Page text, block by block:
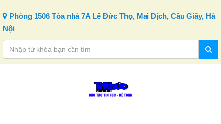
Phòng 1506 Tòa nhà 7A Lê Đức Thọ, Mai Dịch, Cầu Giấy, Hà
Nội